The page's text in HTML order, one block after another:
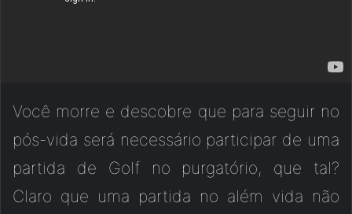
Você morre e descobre que para seguir no
pós-vida será necessário participar de uma
partida de Golf no purgatório, que tal?
Claro que uma partida no além vida não